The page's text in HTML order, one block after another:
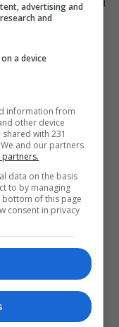
advertising and
and
a device
information from
other device
with 231
and our partners
partners.
data on the basis
to by managing
of this page
consent in privacy